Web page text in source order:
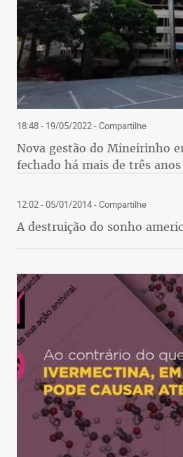
18:48 - 19/05/2022- Compartilhe
Nova gestão do Mineirinho
fechado há mais de três anos
12:02 - 05/01/2014- Compartilhe
A destruição do sonho